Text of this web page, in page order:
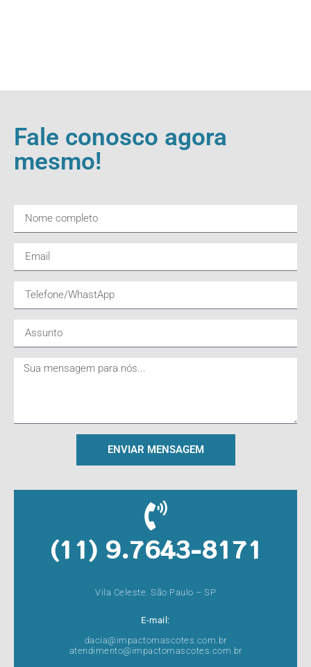
Fale conosco agora
mesmo!
ENVIAR MENSAGEM
(11) 9.7643-8171
Vila Celeste. São Paulo – SP
E-mail:
dacia@impactomascotes.com.br
atendimento@impactomascotes.com.br